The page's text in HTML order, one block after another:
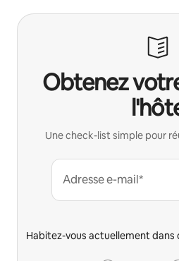
Obtenez
Une check-list simple pour
Adresse e-mail*
Habitez-vous actuellement dans